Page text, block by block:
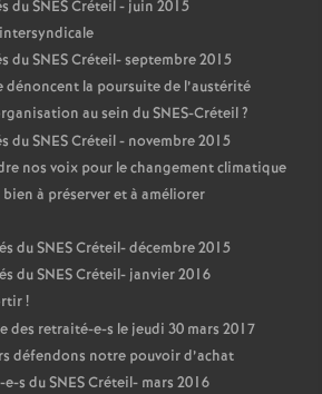
duSNESCréteil - juin 2015
duSNESCréteil- septembre 2015
dénoncent la poursuite de l’austérité
au sein duSNES-Créteil?
duSNESCréteil - novembre 2015
nos voix pour le changement climatique
à préserver et à améliorer
duSNESCréteil- décembre 2015
duSNESCréteil- janvier 2016
!
retraité-e-s le jeudi 30 mars 2017
défendons notre pouvoir d’achat
s duSNESCréteil- mars 2016